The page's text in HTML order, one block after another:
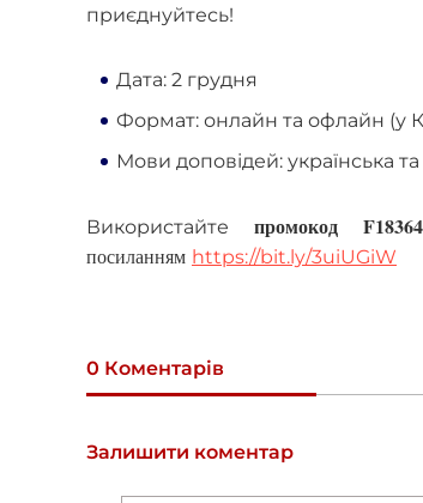
приєднуйтесь!
Дата: 2 грудня
Формат: онлайн та офлайн (у
Мови доповідей: українська та
Використайте промокод
посиланням https://bit.ly/3uiUGiW
0 Коментарів
Залишити коментар